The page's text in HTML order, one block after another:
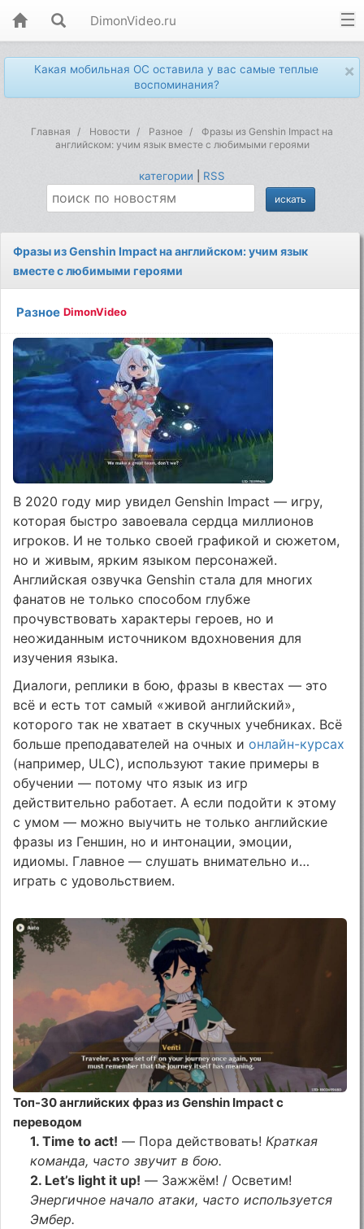
DimonVideo.ru
×
Какая мобильная ОС оставила у вас самые теплые
воспоминания?
Главная Новости Разное
Фразы из Genshin Impact на
английском: учим язык вместе с любимыми героями
категории RSS
Фразы из Genshin Impact на английском: учим язык
вместе с любимыми героями
Разное DimonVideo
В 2020 году мир увидел Genshin Impact — игру,
которая быстро завоевала сердца миллионов
игроков. И не только своей графикой и сюжетом,
но и живым, ярким языком персонажей.
Английская озвучка Genshin стала для многих
фанатов не только способом глубже
прочувствовать характеры героев, но и
неожиданным источником вдохновения для
изучения языка.
Диалоги, реплики в бою, фразы в квестах — это
всё и есть тот самый «живой английский»,
которого так не хватает в скучных учебниках. Всё
больше преподавателей на очных ионлайн-курсах
(например, ULC), используют такие примеры в
обучении — потому что язык из игр
действительно работает. А если подойти к этому
с умом — можно выучить не только английские
фразы из Геншин, но и интонации, эмоции,
идиомы. Главное — слушать внимательно и…
играть с удовольствием.
Топ-30 английских фраз из Genshin Impact с
переводом
1. Time to act! — Пора действовать!Краткая
команда, часто звучит в бою.
2. Let’s light it up! — Зажжём! / Осветим!
Энергичное начало атаки, часто используется
Эмбер.